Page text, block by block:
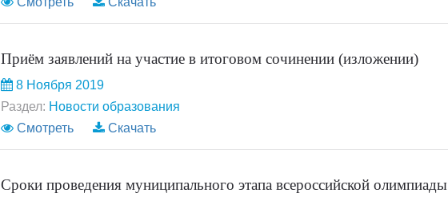
Приём заявлений на участие в итоговом сочинении (изложении)
8 Ноября 2019
Раздел: Новости образования
Смотреть
Скачать
Сроки проведения муниципального этапа всероссийской олимпиады